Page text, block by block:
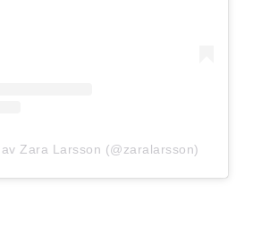
Zara Larsson (@zaralarsson)